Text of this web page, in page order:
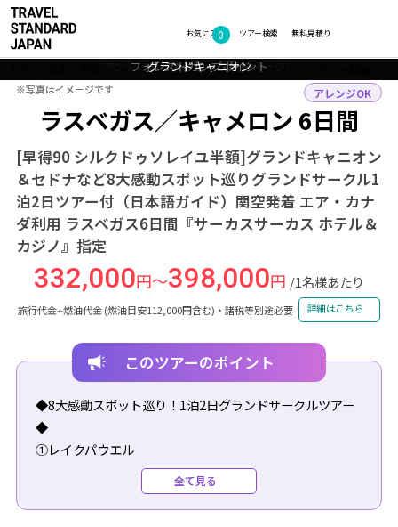
お気に入り
0 無料見積り
ツアー検索
アメリカ ラスベガス・キャメロン
ラスベガス／キャメロン 6日間
[早得90 シルクドゥソレイユ半額]グランドキャニオン
＆セドナなど8大感動スポット巡りグランドサークル1
泊2日ツアー付（日本語ガイド）関空発着 エア・カナ
ダ利用 ラスベガス6日間『サーカスサーカス ホテル＆
カジノ』指定
アレンジOK
332,000円～398,000円 /1名様あたり
旅行代金+燃油代金 (燃油目安112,000円含む)・諸税等別途必要 詳細はこちら
アンテロープキャニオン（イメージ）
ホースシューベンド
フォレストガンプポイント
グランドキャニオン
セドナ ホーリークロスチャペル
フォトギャラリー
※写真はイメージです
※写真はイメージです
このツアーのポイント
◆8大感動スポット巡り！1泊2日グランドサークルツアー
◆
①レイクパウエル
SFに出て来そうな幻想的な湖。全米で2番目に大きな人造
全て見る